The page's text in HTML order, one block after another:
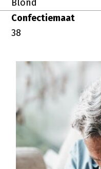
Blond
Confectiemaat
38